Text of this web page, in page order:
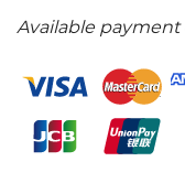
Morelia y por el
Información
2024. 75 x 95 cm
Available payment